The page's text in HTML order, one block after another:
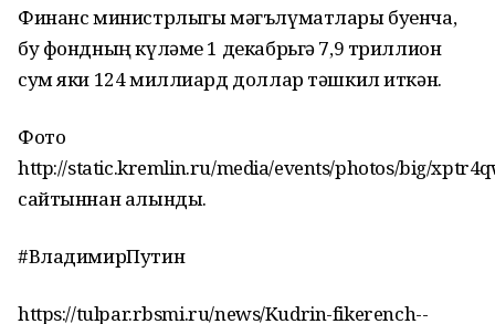
Финанс министрлыгы мәгълүматлары буенча,
бу фондның күләме 1 декабрьгә 7,9 триллион
сум яки 124 миллиард доллар тәшкил иткән.
Фото
http://static.kremlin.ru/media/events/photos/big/
сайтыннан алынды.
#ВладимирПутин
https://tulpar.rbsmi.ru/news/Kudrin-fikerench--